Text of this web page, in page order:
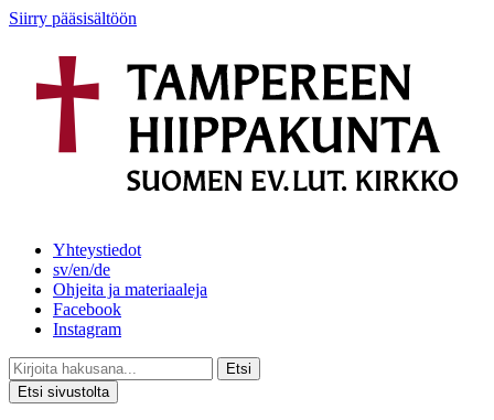
Siirry pääsisältöön
Yhteystiedot
sv/en/de
Ohjeita ja materiaaleja
Facebook
Instagram
Etsi
Etsi sivustolta